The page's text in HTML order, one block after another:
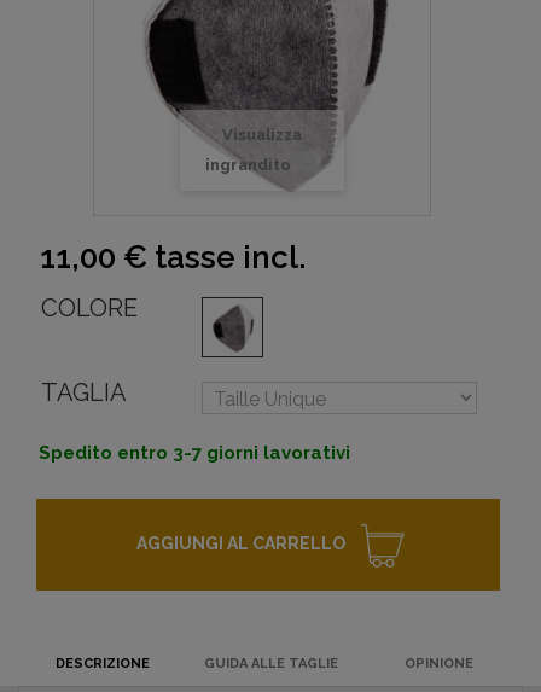
Visualizza
ingrandito
11,00 € tasse incl.
COLORE
TAGLIA
Spedito entro 3-7 giorni lavorativi
AGGIUNGI AL CARRELLO
DESCRIZIONE GUIDA ALLE TAGLIE OPINIONE